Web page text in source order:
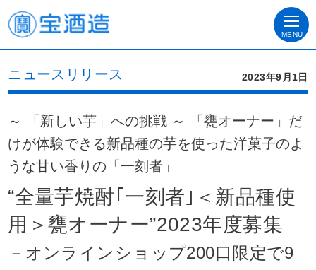
MENU
ニュースリリース 2023年9月1日
～ 「新しい芋」への挑戦 ～ 「甕オーナー」だ
けが体験できる新品種の芋を使った洋菓子のよ
うな甘い香りの「一刻者」
“全量芋焼酎｢一刻者｣＜新品種使
用＞甕オーナー”2023年度募集
－オンラインショップ200口限定で9